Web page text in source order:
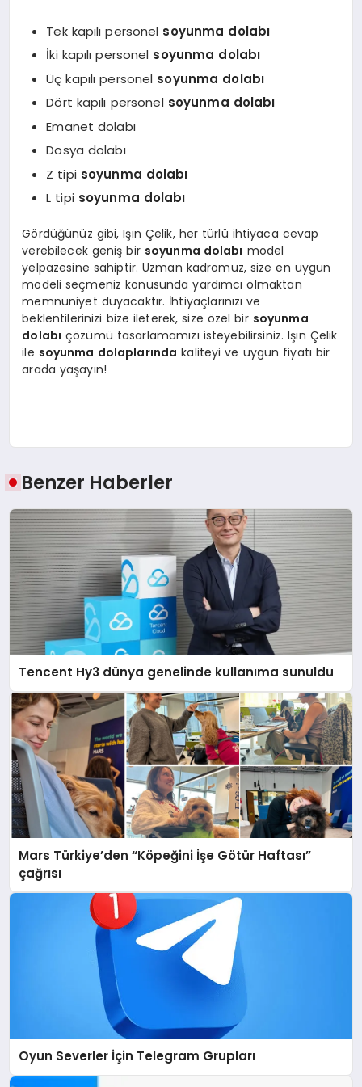
Tek kapılı personel soyunma dolabı
İki kapılı personel soyunma dolabı
Üç kapılı personel soyunma dolabı
Dört kapılı personel soyunma dolabı
Emanet dolabı
Dosya dolabı
Z tipi soyunma dolabı
L tipi soyunma dolabı
Gördüğünüz gibi, Işın Çelik, her türlü ihtiyaca cevap
verebilecek geniş bir soyunma dolabı model
yelpazesine sahiptir. Uzman kadromuz, size en uygun
modeli seçmeniz konusunda yardımcı olmaktan
memnuniyet duyacaktır. İhtiyaçlarınızı ve
beklentilerinizi bize ileterek, size özel bir soyunma
dolabı çözümü tasarlamamızı isteyebilirsiniz. Işın Çelik
ile soyunma dolaplarında kaliteyi ve uygun fiyatı bir
arada yaşayın!
Benzer Haberler
Tencent Hy3 dünya genelinde kullanıma sunuldu
Mars Türkiye’den “Köpeğini İşe Götür Haftası”
çağrısı
Oyun Severler İçin Telegram Grupları